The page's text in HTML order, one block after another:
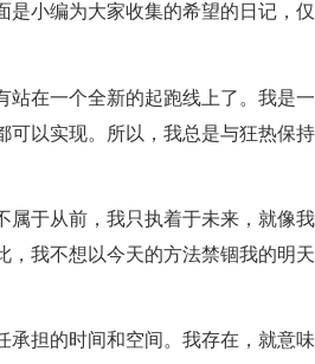
是小编为大家收集的希望的日记，
站在一个全新的起跑线上了。我是
可以实现。所以，我总是与狂热保
属于从前，我只执着于未来，就像
，我不想以今天的方法禁锢我的明
承担的时间和空间。我存在，就意